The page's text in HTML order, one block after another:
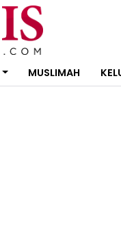
MUSLIMAH